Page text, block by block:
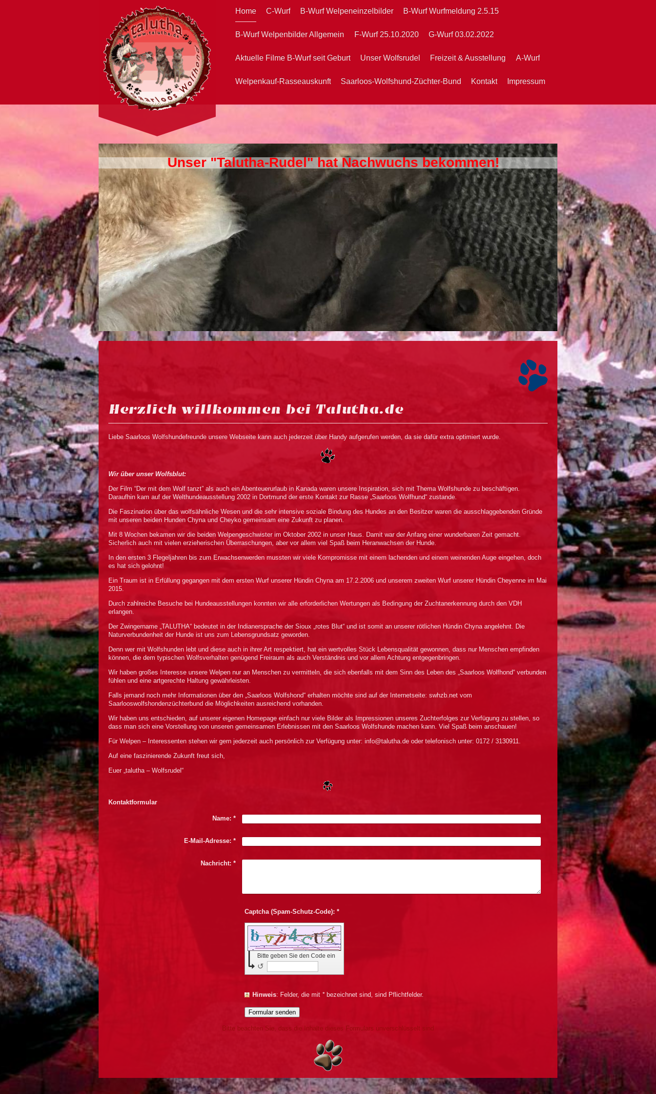
Home C-Wurf B-Wurf Welpeneinzelbilder B-Wurf Wurfmeldung 2.5.15
B-Wurf Welpenbilder Allgemein F-Wurf 25.10.2020 G-Wurf 03.02.2022
Aktuelle Filme B-Wurf seit Geburt Unser Wolfsrudel Freizeit & Ausstellung A-Wurf
Welpenkauf-Rasseauskunft Saarloos-Wolfshund-Züchter-Bund Kontakt Impressum
Unser "Talutha-Rudel" hat Nachwuchs bekommen!
Herzlich willkommen bei Talutha.de
Liebe Saarloos Wolfshundefreunde unsere Webseite kann auch jederzeit über Handy aufgerufen werden, da sie dafür extra optimiert wurde.
Wir über unser Wolfsblut:
Der Film “Der mit dem Wolf tanzt” als auch ein Abenteuerurlaub in Kanada waren unsere Inspiration, sich mit Thema Wolfshunde zu beschäftigen.
Daraufhin kam auf der Welthundeausstellung 2002 in Dortmund der erste Kontakt zur Rasse „Saarloos Wolfhund“ zustande.
Die Faszination über das wolfsähnliche Wesen und die sehr intensive soziale Bindung des Hundes an den Besitzer waren die ausschlaggebenden Gründe
mit unseren beiden Hunden Chyna und Cheyko gemeinsam eine Zukunft zu planen.
Mit 8 Wochen bekamen wir die beiden Welpengeschwister im Oktober 2002 in unser Haus. Damit war der Anfang einer wunderbaren Zeit gemacht.
Sicherlich auch mit vielen erzieherischen Überraschungen, aber vor allem viel Spaß beim Heranwachsen der Hunde.
In den ersten 3 Flegeljahren bis zum Erwachsenwerden mussten wir viele Kompromisse mit einem lachenden und einem weinenden Auge eingehen, doch
es hat sich gelohnt!
Ein Traum ist in Erfüllung gegangen mit dem ersten Wurf unserer Hündin Chyna am 17.2.2006 und unserem zweiten Wurf unserer Hündin Cheyenne im Mai
2015.
Durch zahlreiche Besuche bei Hundeausstellungen konnten wir alle erforderlichen Wertungen als Bedingung der Zuchtanerkennung durch den VDH
erlangen.
Der Zwingername „TALUTHA“ bedeutet in der Indianersprache der Sioux „rotes Blut“ und ist somit an unserer rötlichen Hündin Chyna angelehnt. Die
Naturverbundenheit der Hunde ist uns zum Lebensgrundsatz geworden.
Denn wer mit Wolfshunden lebt und diese auch in ihrer Art respektiert, hat ein wertvolles Stück Lebensqualität gewonnen, dass nur Menschen empfinden
können, die dem typischen Wolfsverhalten genügend Freiraum als auch Verständnis und vor allem Achtung entgegenbringen.
Wir haben großes Interesse unsere Welpen nur an Menschen zu vermitteln, die sich ebenfalls mit dem Sinn des Leben des „Saarloos Wolfhond“ verbunden
fühlen und eine artgerechte Haltung gewährleisten.
Falls jemand noch mehr Informationen über den „Saarloos Wolfshond“ erhalten möchte sind auf der Internetseite: swhzb.net vom
Saarlooswolfshondenzüchterbund die Möglichkeiten ausreichend vorhanden.
Wir haben uns entschieden, auf unserer eigenen Homepage einfach nur viele Bilder als Impressionen unseres Zuchterfolges zur Verfügung zu stellen, so
dass man sich eine Vorstellung von unseren gemeinsamen Erlebnissen mit den Saarloos Wolfshunde machen kann. Viel Spaß beim anschauen!
Für Welpen – Interessenten stehen wir gern jederzeit auch persönlich zur Verfügung unter: info@talutha.de oder telefonisch unter: 0172 / 3130911.
Auf eine faszinierende Zukunft freut sich,
Euer „talutha – Wolfsrudel“
Kontaktformular
Name: *
E-Mail-Adresse: *
Nachricht: *
Captcha (Spam-Schutz-Code): *
Bitte geben Sie den Code ein
↺
Hinweis : Felder, die mit *bezeichnet sind, sind Pflichtfelder.
Bitte beachten Sie, dass die Inhalte dieses Formulars unverschlüsselt sind